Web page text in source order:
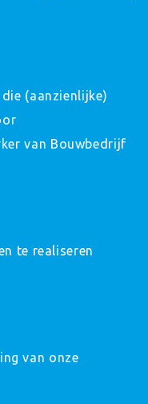
(aanzienlijke)
van Bouwbedrijf
te realiseren
van onze